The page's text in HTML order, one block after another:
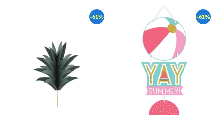
-61% -61%